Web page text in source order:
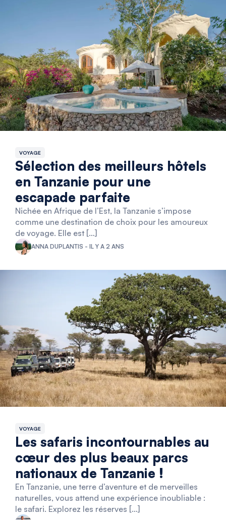
VOYAGE
Sélection des meilleurs hôtels
en Tanzanie pour une
escapade parfaite
Nichée en Afrique de l’Est, la Tanzanie s’impose
comme une destination de choix pour les amoureux
de voyage. Elle est […]
ANNA DUPLANTIS - IL Y A 2 ANS
VOYAGE
Les safaris incontournables au
cœur des plus beaux parcs
nationaux de Tanzanie !
En Tanzanie, une terre d’aventure et de merveilles
naturelles, vous attend une expérience inoubliable :
le safari. Explorez les réserves […]